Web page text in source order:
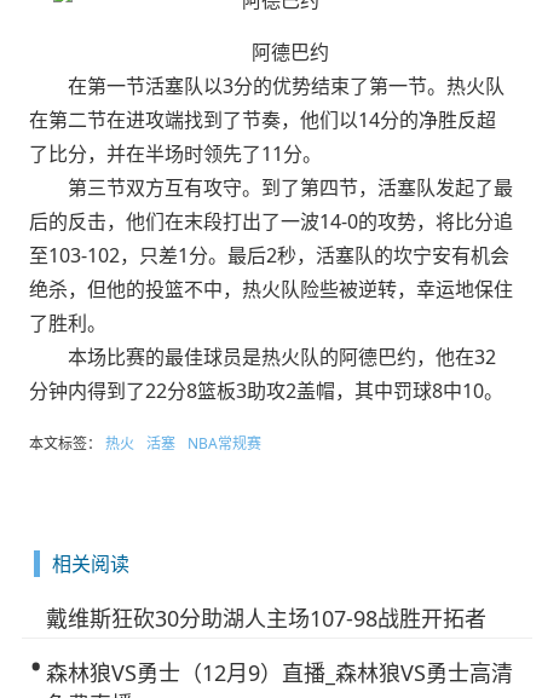
阿德巴约
在第一节活塞队以3分的优势结束了第一节。热火队
在第二节在进攻端找到了节奏，他们以14分的净胜反超
了比分，并在半场时领先了11分。
第三节双方互有攻守。到了第四节，活塞队发起了最
后的反击，他们在末段打出了一波14-0的攻势，将比分追
至103-102，只差1分。最后2秒，活塞队的坎宁安有机会
绝杀，但他的投篮不中，热火队险些被逆转，幸运地保住
了胜利。
本场比赛的最佳球员是热火队的阿德巴约，他在32
分钟内得到了22分8篮板3助攻2盖帽，其中罚球8中10。
本文标签： 热火 活塞 NBA常规赛
相关阅读
戴维斯狂砍30分助湖人主场107-98战胜开拓者
森林狼VS勇士（12月9）直播_森林狼VS勇士高清